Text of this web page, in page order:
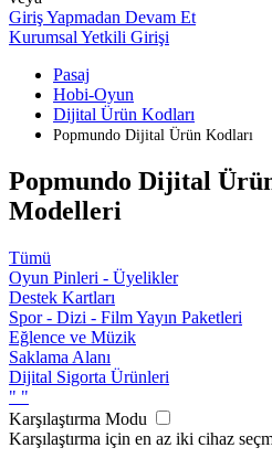
Giriş Yapmadan Devam Et
Kurumsal Yetkili Girişi
Pasaj
Hobi-Oyun
Dijital Ürün Kodları
Popmundo Dijital Ürün Kodları
Popmundo Dijital
Modelleri
Tümü
Oyun Pinleri - Üyelikler
Destek Kartları
Spor - Dizi - Film Yayın Paketleri
Eğlence ve Müzik
Saklama Alanı
Dijital Sigorta Ürünleri
" "
Karşılaştırma Modu
Karşılaştırma için en az iki cihaz